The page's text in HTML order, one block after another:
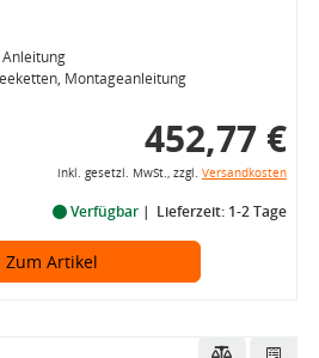
Montageanleitung
452,77 €
inkl. gesetzl. MwSt., zzgl. Versandkosten
Verfügbar Lieferzeit: 1-2 Tage
Zum Artikel